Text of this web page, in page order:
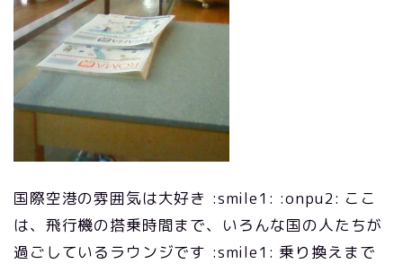
国際空港の雰囲気は大好き :smile1: :onpu2: ここ
は、飛行機の搭乗時間まで、いろんな国の人たちが
過ごしているラウンジです :smile1: 乗り換えまで